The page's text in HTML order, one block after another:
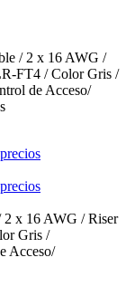
/ 2 x 16 AWG /
FT4 / Color Gris /
de Acceso/